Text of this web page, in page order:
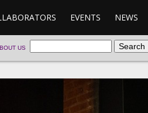
EVENTS NEWS
US